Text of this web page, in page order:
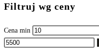
Filtruj wg ceny
Cena min